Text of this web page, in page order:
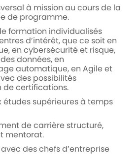
à mission au cours de la
de programme.
formation individualisés
d’intérêt, que ce soit en
en cybersécurité et risque,
données, en
automatique, en Agile et
des possibilités
de certifications.
études supérieures à temps
de carrière structuré,
mentorat.
des chefs d’entreprise